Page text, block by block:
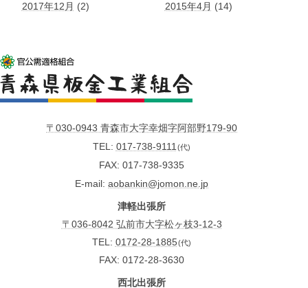
2017年12月 (2)
2015年4月 (14)
〒030-0943 青森市大字幸畑字阿部野179-90
TEL 017-738-9111(代)
FAX 017-738-9335
E-mail aobankin@jomon.ne.jp
津軽出張所
〒036-8042 弘前市大字松ヶ枝3-12-3
TEL: 0172-28-1885(代)
FAX: 0172-28-3630
西北出張所